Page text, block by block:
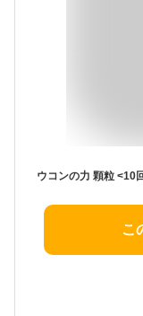
ウコンの力 顆粒 <10
こ